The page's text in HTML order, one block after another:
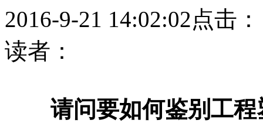
2016-9-21 14:02:02点击：
读者：
请问要如何鉴别工